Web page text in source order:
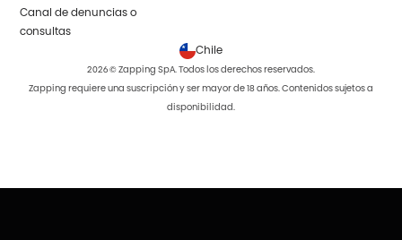
Canal de denuncias o
consultas
Chile
2026 © Zapping SpA. Todos los derechos reservados.
Zapping requiere una suscripción y ser mayor de 18 años. Contenidos sujetos a
disponibilidad.